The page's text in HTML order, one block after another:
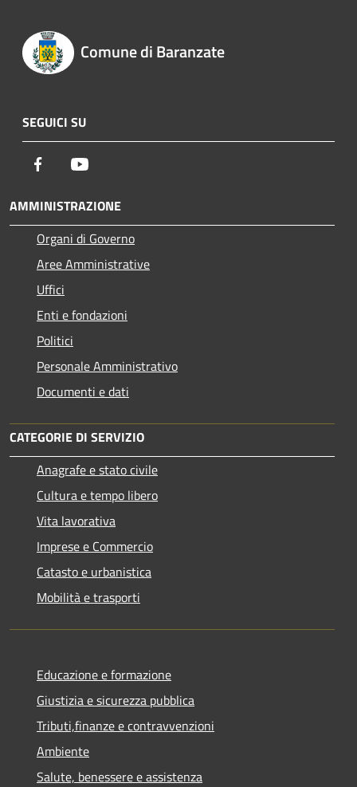
Comune di Baranzate
SEGUICI SU
Facebook
AMMINISTRAZIONE
Organi di Governo
Aree Amministrative
Uffici
Enti e fondazioni
Politici
Personale Amministrativo
Documenti e dati
CATEGORIE DI SERVIZIO
Anagrafe e stato civile
Cultura e tempo libero
Vita lavorativa
Imprese e Commercio
Catasto e urbanistica
Mobilità e trasporti
Educazione e formazione
Giustizia e sicurezza pubblica
Tributi,finanze e contravvenzioni
Ambiente
Salute, benessere e assistenza